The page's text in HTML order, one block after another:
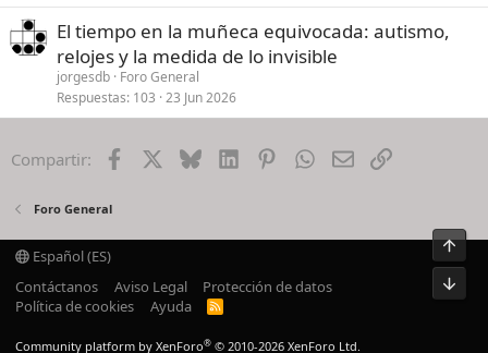
El tiempo en la muñeca equivocada: autismo,
relojes y la medida de lo invisible
jorgesdb Foro General
Respuestas 103 23 Jun 2026
Compartir: Facebook BlueskyLinkedInPinterestWhatsApp
EmailEnlace
Foro General
Español (ES)
Contáctanos
Aviso Legal
Protección de datos
Política de cookies
Ayuda
R
Community platform by XenForo® © 2010-2026 XenForo Ltd.